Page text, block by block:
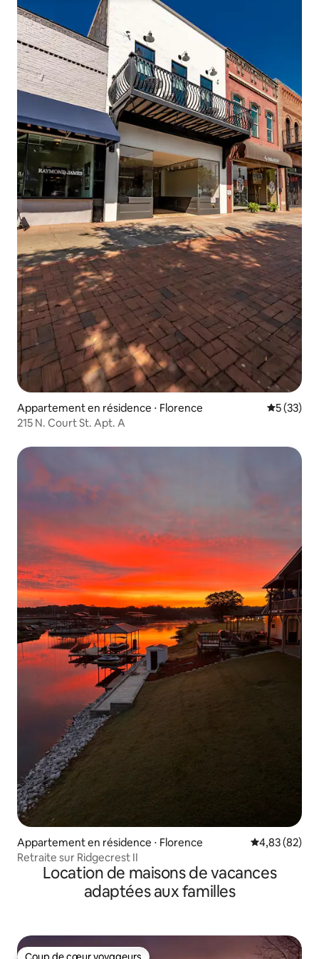
Appartement en résidence ⋅ Florence
5 (33)
215 N. Court St. Apt. A
Appartement en résidence ⋅ Florence Évaluation
4,83 (82)
Retraite sur Ridgecrest II
Location de maisons de vacances
adaptées aux familles